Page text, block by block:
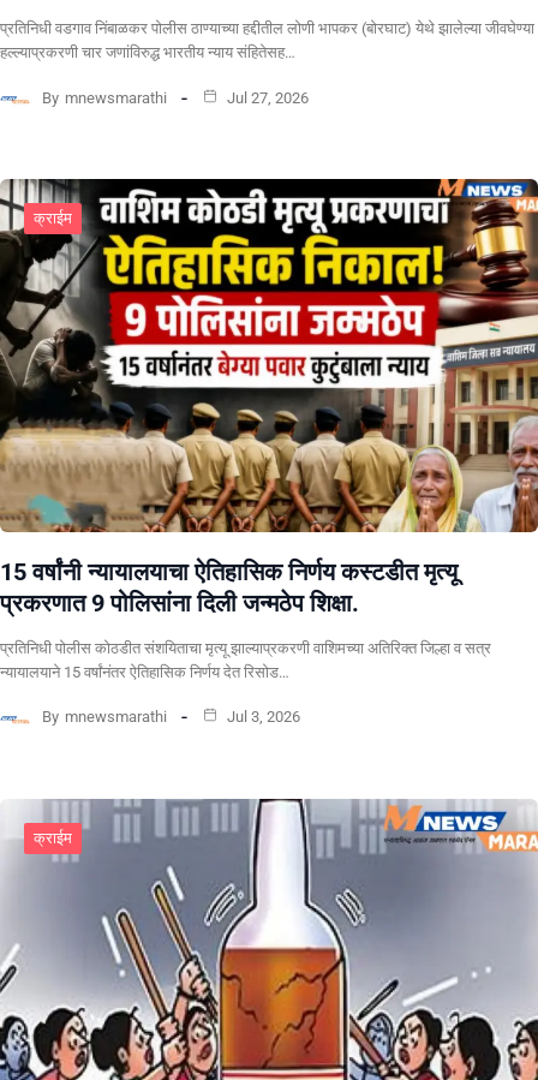
प्रतिनिधी वडगाव निंबाळकर पोलीस ठाण्याच्या हद्दीतील लोणी भापकर (बोरघाट) येथे झालेल्या जीवघेण्या
हल्ल्याप्रकरणी चार जणांविरुद्ध भारतीय न्याय संहितेसह…
By mnewsmarathi Jul 27, 2026
क्राईम
15 वर्षांनी न्यायालयाचा ऐतिहासिक निर्णय कस्टडीत मृत्यू
प्रकरणात 9 पोलिसांना दिली जन्मठेप शिक्षा.
प्रतिनिधी पोलीस कोठडीत संशयिताचा मृत्यू झाल्याप्रकरणी वाशिमच्या अतिरिक्त जिल्हा व सत्र
न्यायालयाने 15 वर्षांनंतर ऐतिहासिक निर्णय देत रिसोड…
By mnewsmarathi Jul 3, 2026
क्राईम